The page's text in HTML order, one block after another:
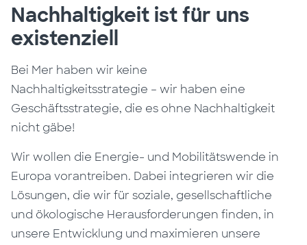
Nachhaltigkeit ist für uns
existenziell
Bei Mer haben wir keine
Nachhaltigkeitsstrategie – wir haben eine
Geschäftsstrategie, die es ohne Nachhaltigkeit
nicht gäbe!
Wir wollen die Energie- und Mobilitätswende in
Europa vorantreiben. Dabei integrieren wir die
Lösungen, die wir für soziale, gesellschaftliche
und ökologische Herausforderungen finden, in
unsere Entwicklung und maximieren unsere